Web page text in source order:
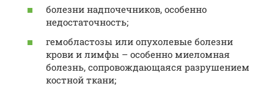
болезни надпочечников, особенно
недостаточность;
гемобластозы или опухолевые болезни
крови и лимфы – особенно миеломная
болезнь, сопровождающаяся разрушением
костной ткани;